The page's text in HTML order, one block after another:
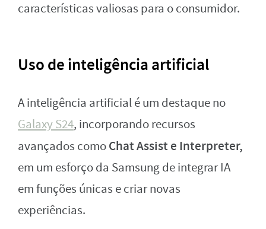
características valiosas para o consumidor.
Uso de inteligência artificial
A inteligência artificial é um destaque no
Galaxy S24, incorporando recursos
avançados comoChat Assist e Interpreter,
em um esforço da Samsung de integrar IA
em funções únicas e criar novas
experiências.